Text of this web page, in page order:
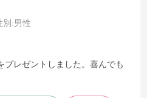
別:男性
プレゼントしました。喜んでも